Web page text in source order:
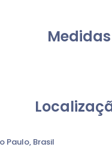
Paulo, Brasil